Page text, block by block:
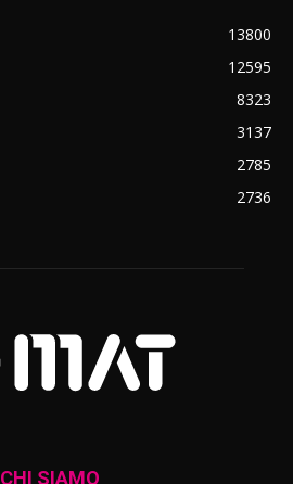
13800
12595
8323
3137
2785
2736
CHI SIAMO